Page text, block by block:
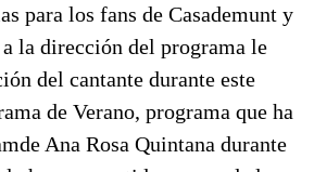
para los fans de Casademunt y
a la dirección del programa le
del cantante durante este
de Verano, programa que ha
Ana Rosa Quintana durante